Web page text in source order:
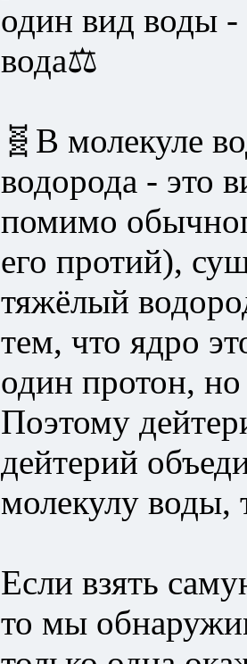
один вид воды -
вода⚖️
🧬В молекуле
водорода - это
помимо
его протий),
тяжёлый
тем, что ядро
один протон,
Поэтому
дейтерий
молекулу воды,
Если взять
то мы